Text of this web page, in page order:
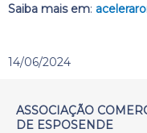
Saiba mais em:
14/06/2024
ASSOCIAÇÃO
DE ESPOSENDE